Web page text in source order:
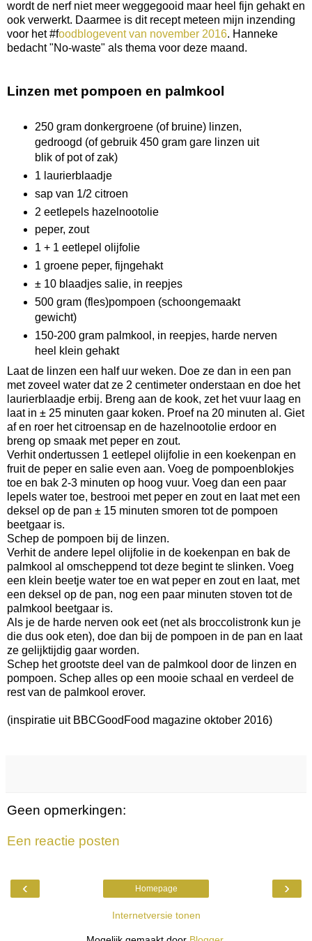
wordt de nerf niet meer weggegooid maar heel fijn gehakt en
ook verwerkt. Daarmee is dit recept meteen mijn inzending
voor het #foodblogevent van november 2016. Hanneke
bedacht"No-waste" als thema voor deze maand.
Linzen met pompoen en palmkool
250 gram donkergroene (of bruine) linzen,
gedroogd (of gebruik 450 gram gare linzen uit
blik of pot of zak)
1 laurierblaadje
sap van 1/2 citroen
2 eetlepels hazelnootolie
peper, zout
1 + 1 eetlepel olijfolie
1 groene peper, fijngehakt
± 10 blaadjes salie, in reepjes
500 gram (fles)pompoen (schoongemaakt
gewicht)
150-200 gram palmkool, in reepjes, harde nerven
heel klein gehakt
Laat de linzen een half uur weken. Doe ze dan in een pan
met zoveel water dat ze 2 centimeter onderstaan en doe het
laurierblaadje erbij. Breng aan de kook, zet het vuur laag en
laat in ± 25 minuten gaar koken. Proef na 20 minuten al. Giet
af en roer het citroensap en de hazelnootolie erdoor en
breng op smaak met peper en zout.
Verhit ondertussen 1 eetlepel olijfolie in een koekenpan en
fruit de peper en salie even aan. Voeg de pompoenblokjes
toe en bak 2-3 minuten op hoog vuur. Voeg dan een paar
lepels water toe, bestrooi met peper en zout en laat met een
deksel op de pan ± 15 minuten smoren tot de pompoen
beetgaar is.
Schep de pompoen bij de linzen.
Verhit de andere lepel olijfolie in de koekenpan en bak de
palmkool al omscheppend tot deze begint te slinken. Voeg
een klein beetje water toe en wat peper en zout en laat, met
een deksel op de pan, nog een paar minuten stoven tot de
palmkool beetgaar is.
Als je de harde nerven ook eet (net als broccolistronk kun je
die dus ook eten), doe dan bij de pompoen in de pan en laat
ze gelijktijdig gaar worden.
Schep het grootste deel van de palmkool door de linzen en
pompoen. Schep alles op een mooie schaal en verdeel de
rest van de palmkool erover.
(inspiratie uit BBCGoodFood magazine oktober 2016)
Geen opmerkingen:
Een reactie posten
‹ ›
Homepage
Internetversie tonen